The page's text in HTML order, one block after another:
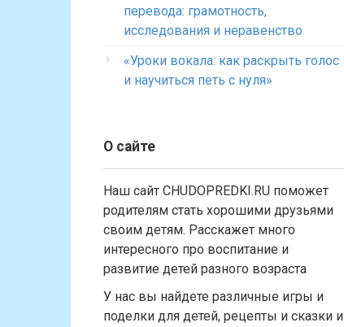
перевода: грамотность,
исследования и неравенство
«Уроки вокала: как раскрыть голос
и научиться петь с нуля»
О сайте
Наш сайт CHUDOPREDKI.RU поможет
родителям стать хорошими друзьями
своим детям. Расскажет много
интересного про воспитание и
развитие детей разного возраста
У нас вы найдете различные игры и
поделки для детей, рецепты и сказки и